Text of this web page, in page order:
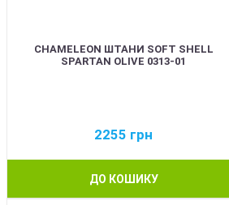
CHAMELEON ШТАНИ SOFT SHELL
SPARTAN OLIVE 0313-01
2255 грн
ДО КОШИКУ